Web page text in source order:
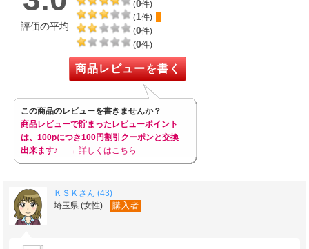
評価の平均
(0件)
(1件)
(0件)
(0件)
商品レビューを書く
この商品のレビューを書きませんか？
商品レビューで貯まったレビューポイント
は、100pにつき100円割引クーポンと交換
出来ます♪
→ 詳しくはこちら
ＫＳＫさん (43)
埼玉県 (女性)
購入者